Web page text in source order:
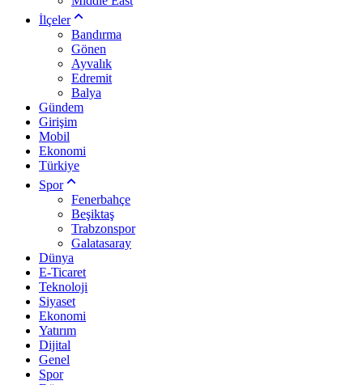
İlçeler
Bandırma
Gönen
Ayvalık
Edremit
Balya
Gündem
Girişim
Mobil
Ekonomi
Türkiye
Spor
Fenerbahçe
Beşiktaş
Trabzonspor
Galatasaray
Dünya
E-Ticaret
Teknoloji
Siyaset
Ekonomi
Yatırım
Dijital
Genel
Spor